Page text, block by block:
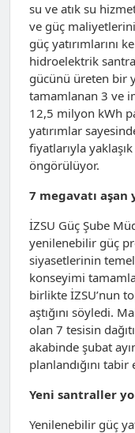
su ve atık su
ve güç
güç yatırımlarını
hidroelektrik
gücünü üreten bir
tamamlanan 3 ve
12,5 milyon kWh
yatırımlar
fiyatlarıyla
öngörülüyor.
7 megavatı
İZSU Güç Şube
yenilenebilir güç
siyasetlerinin
konseyimi
birlikte İZSU’nun
aştığını söyledi.
olan 7 tesisin
akabinde şubat
planlandığını tabir
Yeni santraller
Yenilenebilir güç